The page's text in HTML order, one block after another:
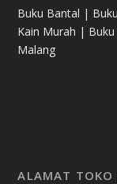
Buku Bantal |
Kain Murah |
Malang
ALAMAT TOKO